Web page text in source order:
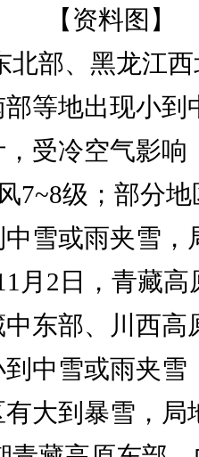
【资料图】
北部、黑龙江
等地出现小
受冷空气影响
7~8级；部分
雪或雨夹雪，
月2日，青藏
东部、川西高
中雪或雨夹雪
大到暴雪，局